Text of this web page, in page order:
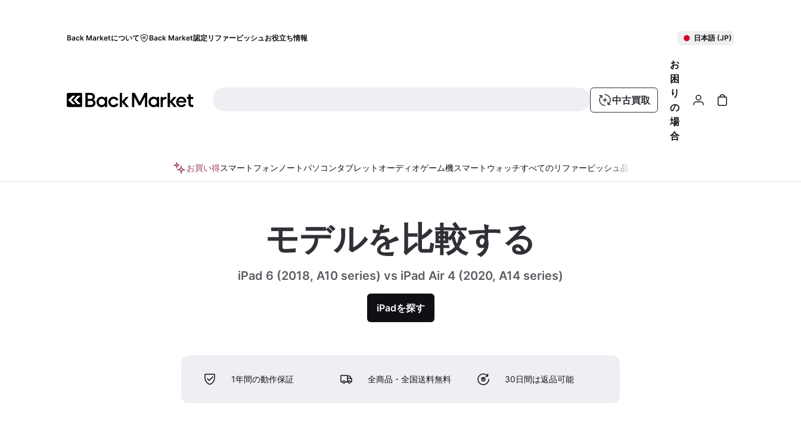
Back Marketについて Back Market認定リファービッシュお役立ち情報 日本語 (JP)
中古買取
お
困
り
の
場
合
お買い得スマートフォン ノートパソコンタブレット オーディオゲーム機スマートウォッチすべてのリファービッシュ品
モデルを比較する
iPad 6 (2018, A10 series) vs iPad Air 4 (2020, A14 series)
iPadを探す
1年間の動作保証 全商品・全国送料無料 30日間は返品可能